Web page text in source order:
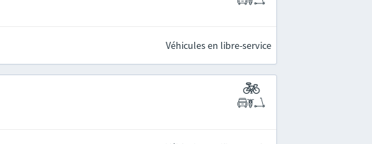
Véhicules en libre-service